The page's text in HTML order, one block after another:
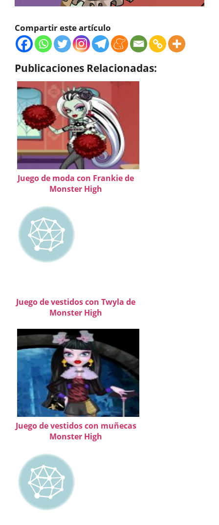
Compartir este artículo
Publicaciones Relacionadas:
Juego de moda con Frankie de
Monster High
Juego de vestidos con Twyla de
Monster High
Juego de vestidos con muñecas
Monster High